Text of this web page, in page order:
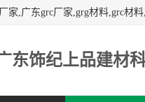
东饰纪上品建材